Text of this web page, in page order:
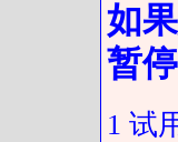
如
暂
1 试